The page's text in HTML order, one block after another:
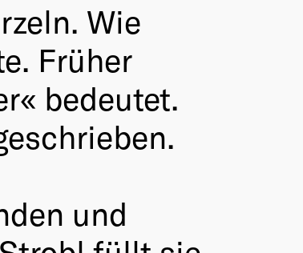
Wie
Früher
bedeutet.
und